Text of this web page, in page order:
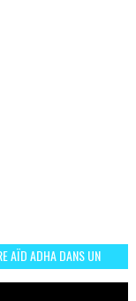
AÏD ADHA DANS UN